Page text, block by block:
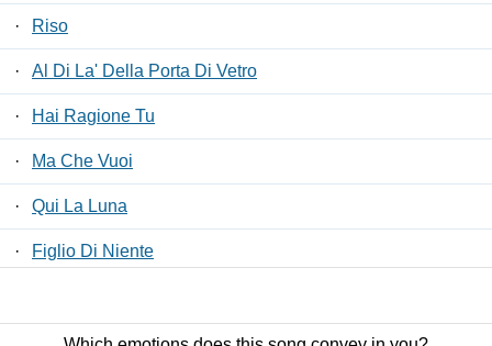
· Riso
· Al Di La' Della Porta Di Vetro
· Hai Ragione Tu
· Ma Che Vuoi
· Qui La Luna
· Figlio Di Niente